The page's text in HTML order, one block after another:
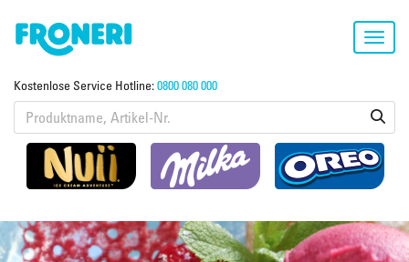
Kostenlose Service Hotline:0800 080 000